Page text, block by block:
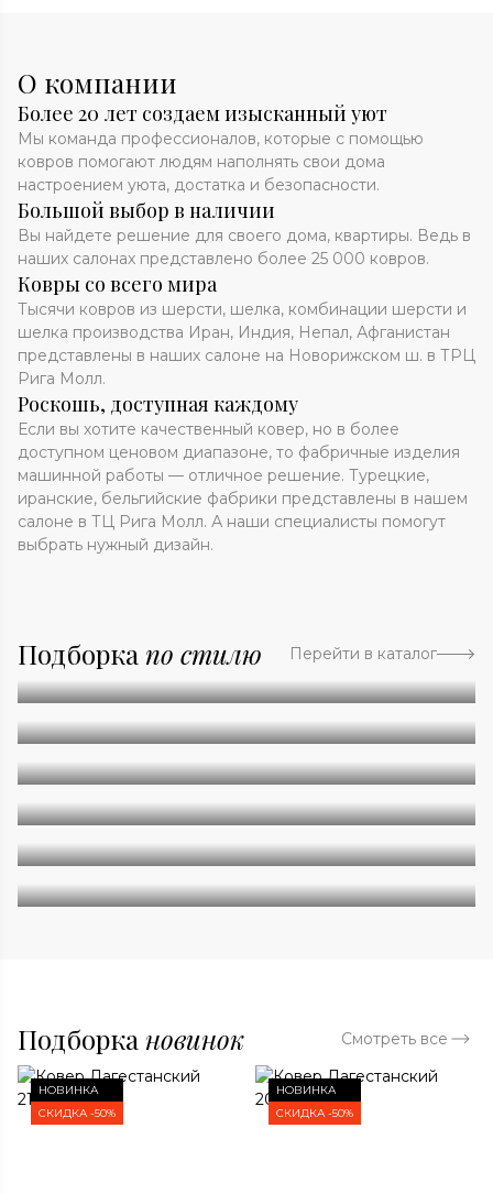
О компании
Более 20 лет создаем изысканный уют
Мы команда профессионалов, которые с помощью
ковров помогают людям наполнять свои дома
настроением уюта, достатка и безопасности.
Большой выбор в наличии
Вы найдете решение для своего дома, квартиры. Ведь в
наших салонах представлено более 25 000 ковров.
Ковры со всего мира
Тысячи ковров из шерсти, шелка, комбинации шерсти и
шелка производства Иран, Индия, Непал, Афганистан
представлены в наших салоне на Новорижском ш. в ТРЦ
Рига Молл.
Роскошь, доступная каждому
Если вы хотите качественный ковер, но в более
доступном ценовом диапазоне, то фабричные изделия
машинной работы — отличное решение. Турецкие,
иранские, бельгийские фабрики представлены в нашем
салоне в ТЦ Рига Молл. А наши специалисты помогут
выбрать нужный дизайн.
Подборка по стилю Перейти в каталог
Абстракция
Однотонные
Геометрия
Классические
Современные
Дизайнерские
Подборка новинок Смотреть все
НОВИНКА
СКИДКА -50%
НОВИНКА
СКИДКА -50%